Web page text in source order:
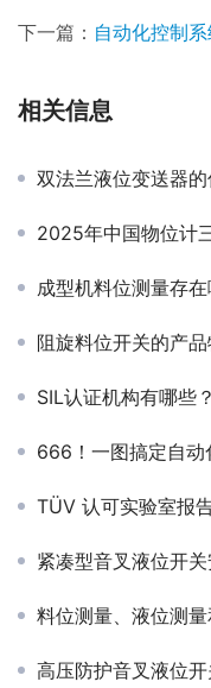
下一篇： 自动化控制
相关信息
双法兰液位变送器
2025年中国物位计
成型机料位测量存
阻旋料位开关的产
SIL认证机构有哪些？
666！一图搞定自动
TÜV 认可实验室报告意味
紧凑型音叉液位开关
料位测量、液位测
高压防护音叉液位